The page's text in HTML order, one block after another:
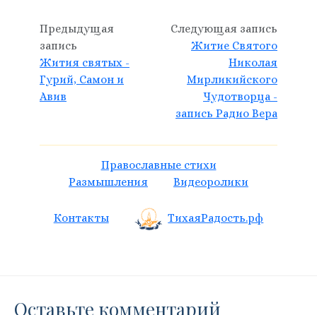
Предыдущая
запись
Жития святых -
Гурий, Самон и
Авив
Следующая запись
Житие Святого
Николая
Мирликийского
Чудотворца -
запись Радио Вера
Православные стихи
Размышления
Видеоролики
Контакты ТихаяРадость.рф
Оставьте комментарий